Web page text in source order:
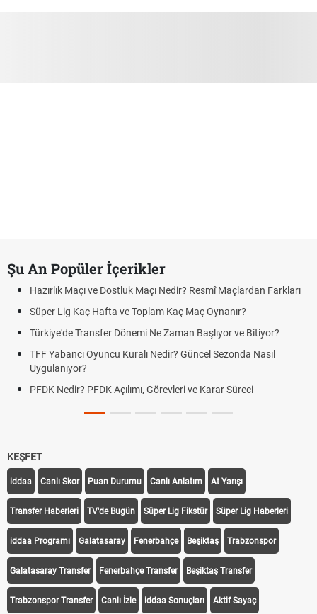
Şu An Popüler İçerikler
Hazırlık Maçı ve Dostluk Maçı Nedir? Resmî Maçlardan Farkları
Süper Lig Kaç Hafta ve Toplam Kaç Maç Oynanır?
Türkiye'de Transfer Dönemi Ne Zaman Başlıyor ve Bitiyor?
TFF Yabancı Oyuncu Kuralı Nedir? Güncel Sezonda Nasıl
Uygulanıyor?
PFDK Nedir? PFDK Açılımı, Görevleri ve Karar Süreci
KEŞFET
iddaa Canlı Skor Puan Durumu Canlı Anlatım At Yarışı
Transfer Haberleri TV'de Bugün Süper Lig Fikstür Süper Lig Haberleri
iddaa Programı Galatasaray Fenerbahçe Beşiktaş Trabzonspor
Galatasaray Transfer Fenerbahçe Transfer Beşiktaş Transfer
Trabzonspor Transfer Canlı İzle iddaa Sonuçları Aktif Sayaç